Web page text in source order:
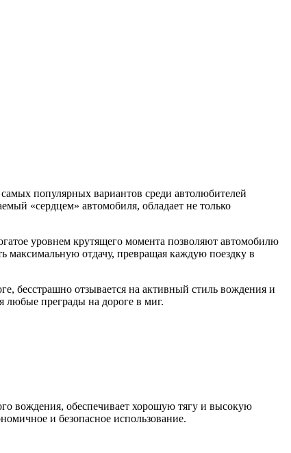
популярных вариантов среди автолюбителей
«сердцем» автомобиля, обладает не только
уровнем крутящего момента позволяют автомобилю
максимальную отдачу, превращая каждую поездку в
бесстрашно отзывается на активный стиль вождения и
любые преграды на дороге в миг.
вождения, обеспечивает хорошую тягу и высокую
и безопасное использование.